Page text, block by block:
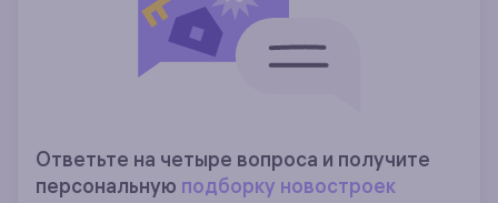
Ответьте на четыре вопроса и получите
персональную подборку новостроек